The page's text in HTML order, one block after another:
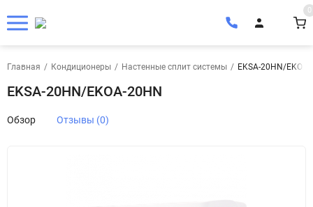
0
Главная / Кондиционеры / Настенные сплит системы / EKSA-20HN/
EKSA-20HN/EKOA-20HN
Обзор Отзывы (0)